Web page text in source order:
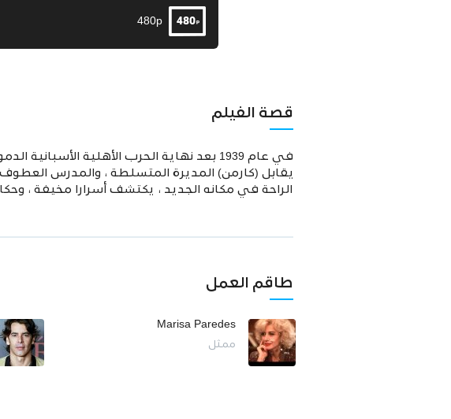
480p
قصة الفيلم
في عام 1939 بعد نهاية الحرب الأهلية
يقابل (كارمن) المديرة المتسلطة ، والمدرس
الراحة في مكانه الجديد ، يكتشف أسرارا مخيفة ،
طاقم العمل
Marisa Paredes
ممثل